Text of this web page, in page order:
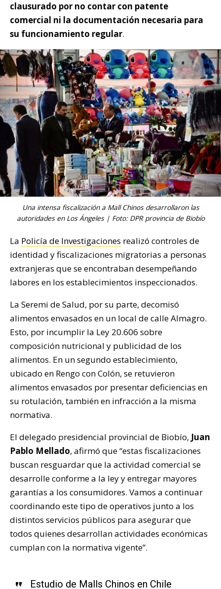
clausurado por no contar con patente
comercial ni la documentación necesaria para
su funcionamiento regular.
Una intensa fiscalización a Mall Chinos desarrollaron las
autoridades en Los Ángeles | Foto: DPR provincia de Biobío
La Policía de Investigaciones realizó controles de
identidad y fiscalizaciones migratorias a personas
extranjeras que se encontraban desempeñando
labores en los establecimientos inspeccionados.
La Seremi de Salud, por su parte, decomisó
alimentos envasados en un local de calle Almagro.
Esto, por incumplir la Ley 20.606 sobre
composición nutricional y publicidad de los
alimentos. En un segundo establecimiento,
ubicado en Rengo con Colón, se retuvieron
alimentos envasados por presentar deficiencias en
su rotulación, también en infracción a la misma
normativa.
El delegado presidencial provincial de Biobío, Juan
Pablo Mellado, afirmó que “estas fiscalizaciones
buscan resguardar que la actividad comercial se
desarrolle conforme a la ley y entregar mayores
garantías a los consumidores. Vamos a continuar
coordinando este tipo de operativos junto a los
distintos servicios públicos para asegurar que
todos quienes desarrollan actividades económicas
cumplan con la normativa vigente”.
Estudio de Malls Chinos en Chile